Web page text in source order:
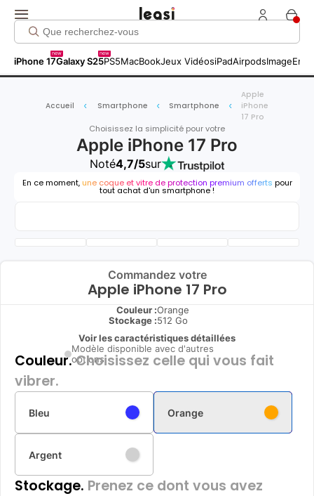
iPhone 17
new
Galaxy S25
new
PS5MacBookJeux VidéosiPadAirpodsImage
Accueil Smartphone Smartphone
Apple
iPhone
17 Pro
Choisissez la simplicité pour votre
Apple iPhone 17 Pro
Noté4,7/5sur
En ce moment, une coque et vitre de protection premium offerts pour
tout achat d'un smartphone !
Commandez votre
Apple iPhone 17 Pro
Couleur :Orange
Stockage :512 Go
Voir les caractéristiques détaillées
Modèle disponible avec d'autres
options
Couleur.Choisissez celle qui vous fait
vibrer.
Bleu Orange
Argent
Stockage. Prenez ce dont vous avez